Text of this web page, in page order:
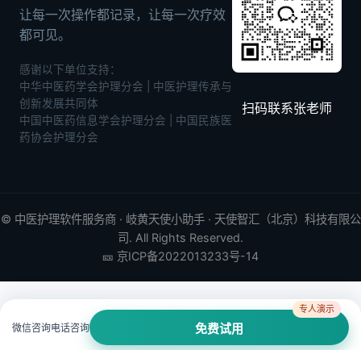
微信咨询电话咨询 免费试用
专人演示
让每一次操作都记录，让每一次疗效
都可见。
感谢以下单位支持：
中华中医药学会护理分会 | 中医护理传承与
创新发展共同体
中国中医药信息学会护理分会 | 中国民族医
药协会护理分会
扫码联系张老师
© 中医护理软件服务商 · 岐黄天使小助手 · 天使智汇（北京）科技有限公
司. All Rights Reserved.
🎫 京ICP备2022013233号-14